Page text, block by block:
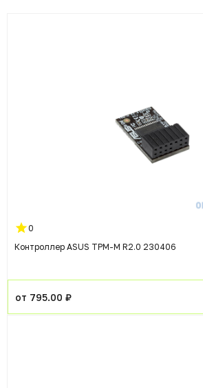
0
Контроллер ASUS TPM-M R2.0 230406
от 795.00 ₽